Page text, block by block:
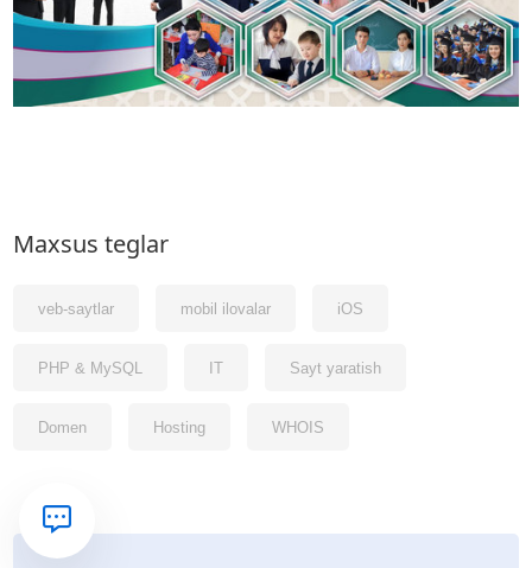
Maxsus teglar
veb-saytlar mobil ilovalar iOS
PHP & MySQL IT Sayt yaratish
Domen Hosting WHOIS